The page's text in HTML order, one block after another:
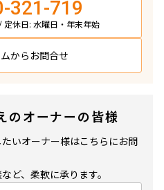
321-719
休日: 水曜日・年末年始
からお問合せ
のオーナーの皆様
いオーナー様はこちらにお問
ど、柔軟に承ります。